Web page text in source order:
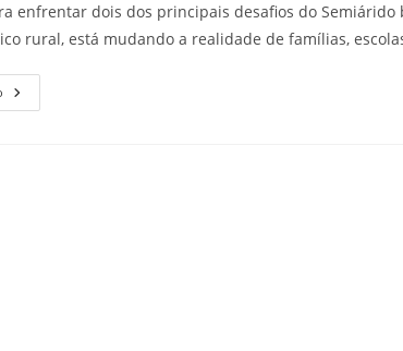
enfrentar dois dos principais desafios do Semiárido
rural, está mudando a realidade de famílias,